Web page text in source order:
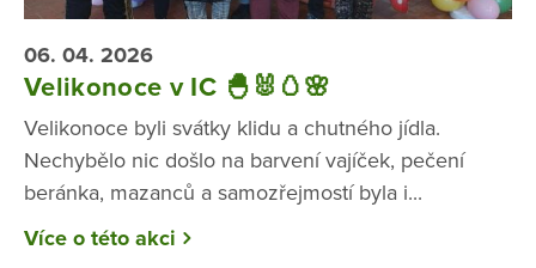
06. 04. 2026
Velikonoce v IC 🐣🐰🥚🌸
Velikonoce byli svátky klidu a chutného jídla.
Nechybělo nic došlo na barvení vajíček, pečení
beránka, mazanců a samozřejmostí byla i...
Více o této akci